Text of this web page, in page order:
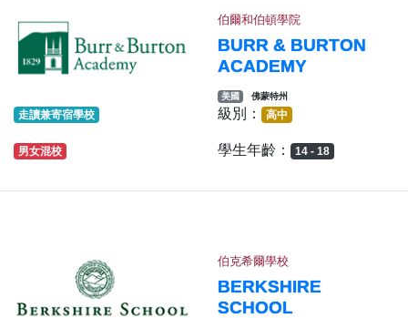
伯爾和伯頓學院
BURR & BURTON
ACADEMY
美國 佛蒙特州
走讀兼寄宿學校
男女混校
級別： 高中
學生年齡： 14 - 18
伯克希爾學校
BERKSHIRE
SCHOOL